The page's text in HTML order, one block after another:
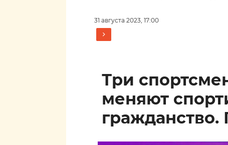
31 августа 2023, 17:00
Три
меняют